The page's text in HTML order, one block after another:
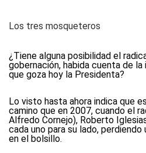
Los tres mosqueteros
¿Tiene alguna posibilidad el
gobernación, habida cuenta de
que goza hoy la Presidenta?
Lo visto hasta ahora indica que
camino que en 2007, cuando el
Alfredo Cornejo), Roberto
cada uno para su lado,
en el bolsillo.